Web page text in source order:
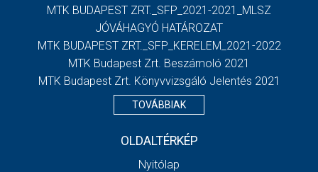
MTK BUDAPEST ZRT._SFP_2021-2021_MLSZ
JÓVÁHAGYÓ HATÁROZAT
MTK BUDAPEST ZRT._SFP_KERELEM_2021-2022
MTK Budapest Zrt. Beszámoló 2021
MTK Budapest Zrt. Könyvvizsgáló Jelentés 2021
TOVÁBBIAK
OLDALTÉRKÉP
Nyitólap